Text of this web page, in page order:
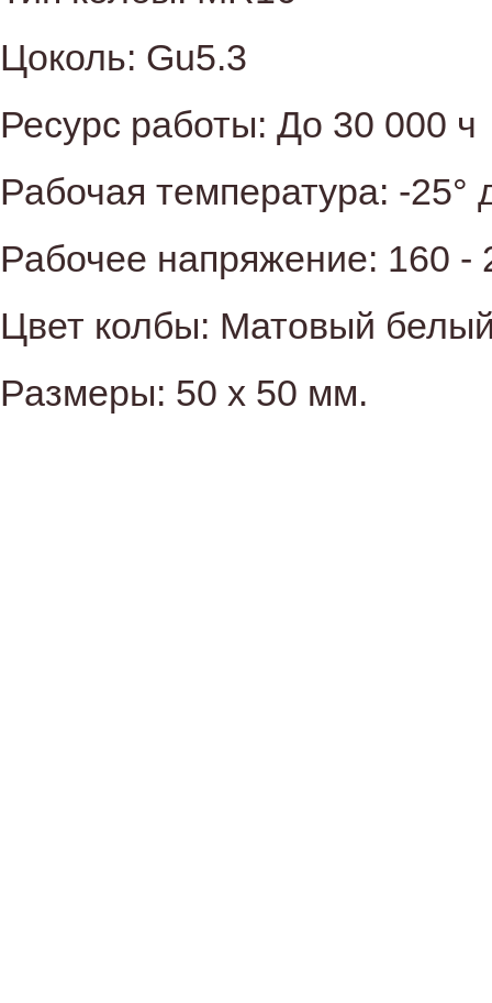
Цоколь: Gu5.3
Ресурс работы: До 30 000 ч
Рабочая температура: -25°
Рабочее напряжение: 160 -
Цвет колбы: Матовый
Размеры: 50 х 50 мм.